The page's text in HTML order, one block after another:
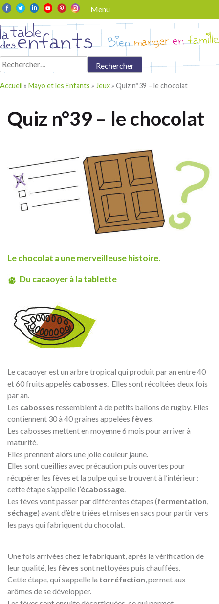
Skip
to
content
Menu
Rechercher :
Accueil » Mayo et les Enfants » Jeux» Quiz n°39 – le chocolat
Quiz n°39 – le chocolat
Le chocolat a une merveilleuse histoire.
Du cacaoyer à la tablette
Le cacaoyer est un arbre tropical qui produit par an entre 40
et 60 fruits appelés cabosses. Elles sont récoltées deux fois
par an.
Les cabosses ressemblent à de petits ballons de rugby. Elles
contiennent 30 à 40 graines appelées fèves.
Les cabosses mettent en moyenne 6 mois pour arriver à
maturité.
Elles prennent alors une jolie couleur jaune.
Elles sont cueillies avec précaution puis ouvertes pour
récupérer les fèves et la pulpe qui se trouvent à l’intérieur :
cette étape s’appelle l’écabossage.
Les fèves vont passer par différentes étapes (fermentation,
séchage) avant d’être triées et mises en sacs pour partir vers
les pays qui fabriquent du chocolat.
Une fois arrivées chez le fabriquant, après la vérification de
leur qualité, les fèves sont nettoyées puis chauffées.
Cette étape, qui s’appelle la torréfaction, permet aux
arômes de se développer.